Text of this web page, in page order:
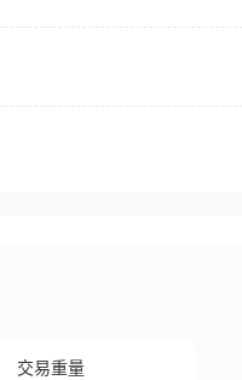
交易重量